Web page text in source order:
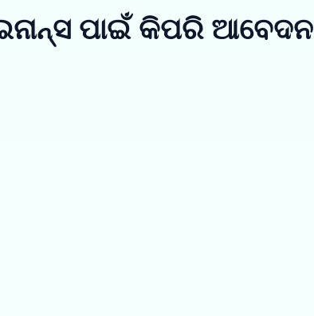
ପାଇଁ କିପରି ଆବେଦନ